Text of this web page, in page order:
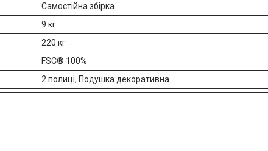
Самостійна збірка
9 кг
220 кг
FSC® 100%
2 полиці, Подушка декоративна